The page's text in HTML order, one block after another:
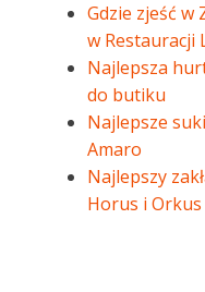
Gdzie zjeść w
w Restauracji
Najlepsza
do butiku
Najlepsze
Amaro
Najlepszy
Horus i Orkus